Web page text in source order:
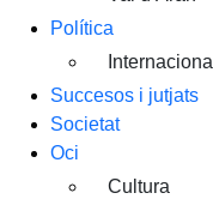
Política
Internacional
Succesos i jutjats
Societat
Oci
Cultura